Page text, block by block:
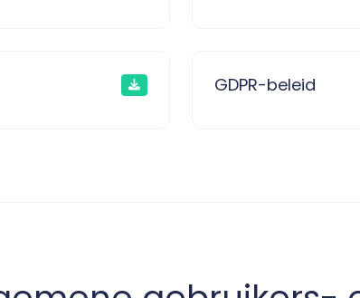
GDPR-beleid